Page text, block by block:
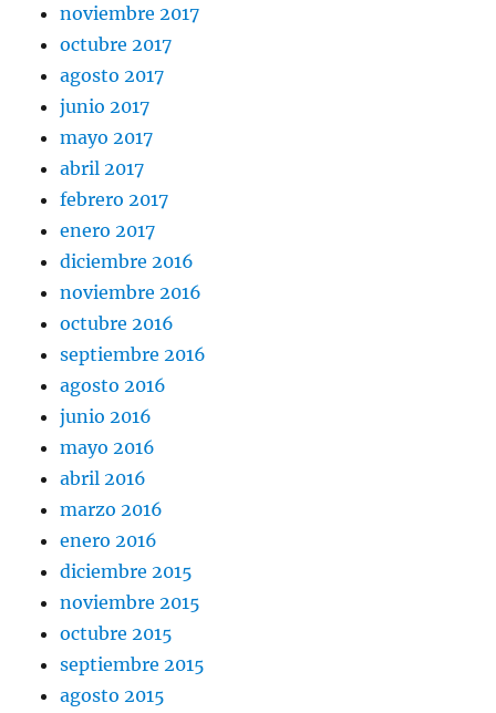
noviembre 2017
octubre 2017
agosto 2017
junio 2017
mayo 2017
abril 2017
febrero 2017
enero 2017
diciembre 2016
noviembre 2016
octubre 2016
septiembre 2016
agosto 2016
junio 2016
mayo 2016
abril 2016
marzo 2016
enero 2016
diciembre 2015
noviembre 2015
octubre 2015
septiembre 2015
agosto 2015